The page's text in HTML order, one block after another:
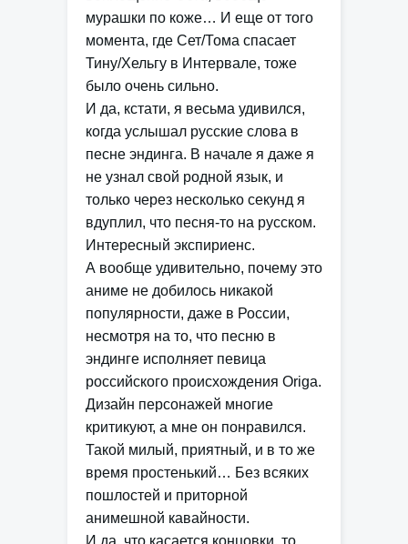
мурашки по коже… И еще от того
момента, где Сет/Тома спасает
Тину/Хельгу в Интервале, тоже
было очень сильно.
И да, кстати, я весьма удивился,
когда услышал русские слова в
песне эндинга. В начале я даже я
не узнал свой родной язык, и
только через несколько секунд я
вдуплил, что песня-то на русском.
Интересный экспириенс.
А вообще удивительно, почему это
аниме не добилось никакой
популярности, даже в России,
несмотря на то, что песню в
эндинге исполняет певица
российского происхождения Origa.
Дизайн персонажей многие
критикуют, а мне он понравился.
Такой милый, приятный, и в то же
время простенький… Без всяких
пошлостей и приторной
анимешной кавайности.
И да, что касается концовки, то